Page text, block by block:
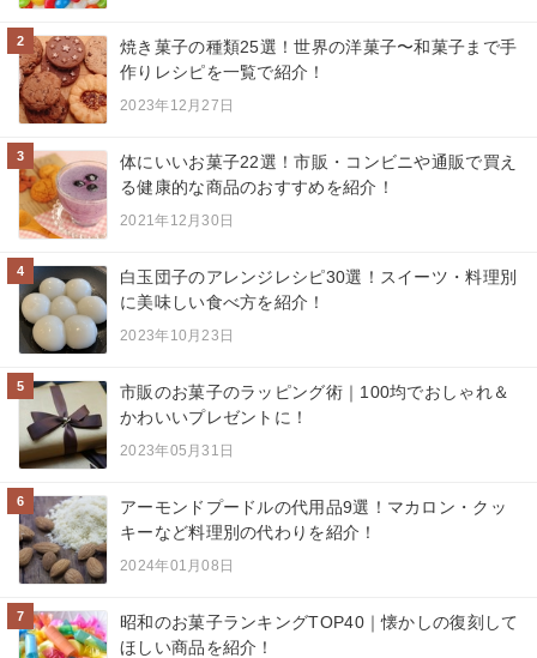
2
焼き菓子の種類25選！世界の洋菓子〜和菓子まで手
作りレシピを一覧で紹介！
2023年12月27日
3
体にいいお菓子22選！市販・コンビニや通販で買え
る健康的な商品のおすすめを紹介！
2021年12月30日
4
白玉団子のアレンジレシピ30選！スイーツ・料理別
に美味しい食べ方を紹介！
2023年10月23日
5
市販のお菓子のラッピング術｜100均でおしゃれ＆
かわいいプレゼントに！
2023年05月31日
6
アーモンドプードルの代用品9選！マカロン・クッ
キーなど料理別の代わりを紹介！
2024年01月08日
7
昭和のお菓子ランキングTOP40｜懐かしの復刻して
ほしい商品を紹介！